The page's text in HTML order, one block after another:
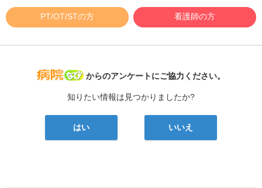
PT/OT/STの方 看護師の方
病院なび
からのアンケートにご協力ください。
知りたい情報は見つかりましたか?
はい いいえ